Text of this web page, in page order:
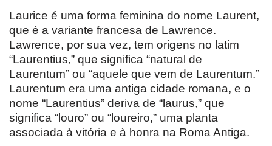
Laurice é uma forma feminina do nome Laurent,
que é a variante francesa de Lawrence.
Lawrence, por sua vez, tem origens no latim
“Laurentius,” que significa “natural de
Laurentum” ou “aquele que vem de Laurentum.”
Laurentum era uma antiga cidade romana, e o
nome “Laurentius” deriva de “laurus,” que
significa “louro” ou “loureiro,” uma planta
associada à vitória e à honra na Roma Antiga.